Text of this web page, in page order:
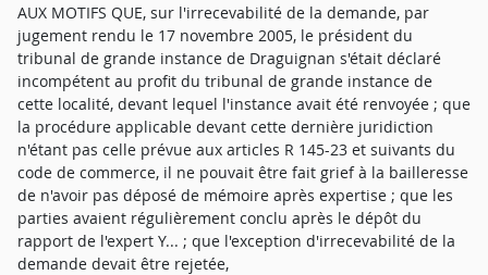
AUX MOTIFS QUE, sur l'irrecevabilité de la demande, par
jugement rendu le 17 novembre 2005, le président du
tribunal de grande instance de Draguignan s'était déclaré
incompétent au profit du tribunal de grande instance de
cette localité, devant lequel l'instance avait été renvoyée ; que
la procédure applicable devant cette dernière juridiction
n'étant pas celle prévue aux articles R 145-23 et suivants du
code de commerce, il ne pouvait être fait grief à la bailleresse
de n'avoir pas déposé de mémoire après expertise ; que les
parties avaient régulièrement conclu après le dépôt du
rapport de l'expert Y... ; que l'exception d'irrecevabilité de la
demande devait être rejetée,